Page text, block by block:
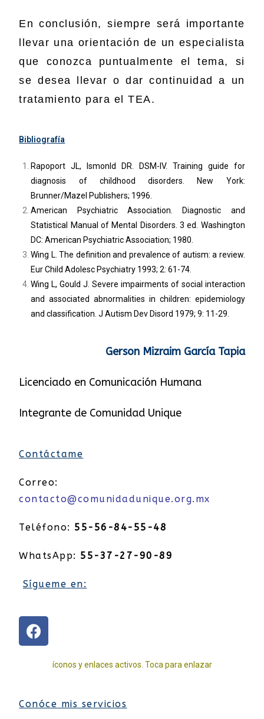
En conclusión, siempre será importante
llevar una orientación de un especialista
que conozca puntualmente el tema, si
se desea llevar o dar continuidad a un
tratamiento para el TEA.
Bibliografía
Rapoport JL, Ismonld DR. DSM-IV. Training guide for
diagnosis of childhood disorders. New York:
Brunner/Mazel Publishers; 1996.
American Psychiatric Association. Diagnostic and
Statistical Manual of Mental Disorders. 3 ed. Washington
DC: American Psychiatric Association; 1980.
Wing L. The definition and prevalence of autism: a review.
Eur Child Adolesc Psychiatry 1993; 2: 61-74.
Wing L, Gould J. Severe impairments of social interaction
and associated abnormalities in children: epidemiology
and classification. J Autism Dev Disord 1979; 9: 11-29.
Gerson Mizraim García Tapia
Licenciado en Comunicación Humana
Integrante de Comunidad Unique
Contáctame
Correo:
contacto@comunidadunique.org.mx
Teléfono: 55-56-84-55-48
WhatsApp: 55-37-27-90-89
Sígueme en:
íconos y enlaces activos. Toca para enlazar
Conóce mis servicios